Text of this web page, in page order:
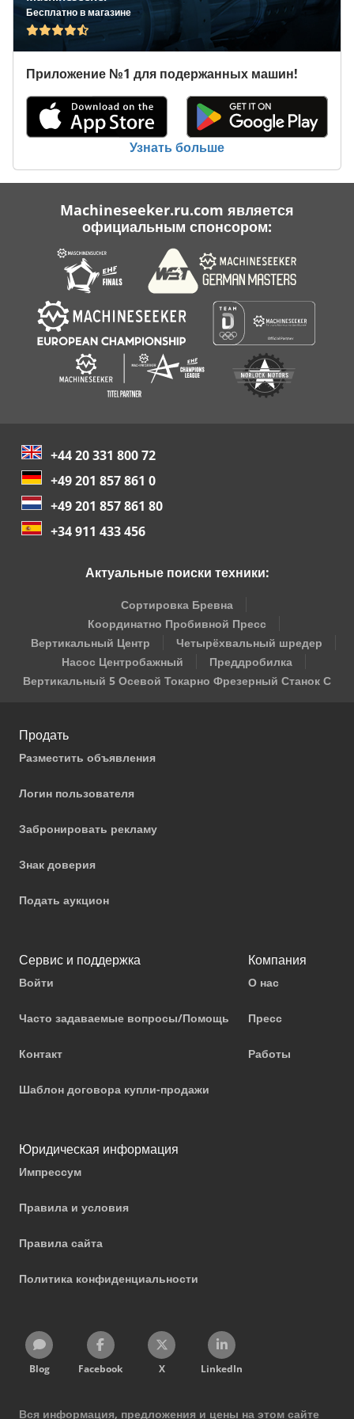
Транспортные Ролики
Транспортные Средства
Транспортные Фоторамки
Тяжелый Груз Конвейер
Бесплатно в магазине
Приложение №1 для подержанных машин!
Узнать больше
Machineseeker.ru.com является
официальным спонсором:
+44 20 331 800 72
+49 201 857 861 0
+49 201 857 861 80
+34 911 433 456
Актуальные поиски техники:
Сортировка Бревна
Координатно Пробивной Пресс
Вертикальный Центр
Четырёхвальный шредер
Насос Центробажный
Преддробилка
Вертикальный 5 Осевой Токарно Фрезерный Станок С
Продать
Разместить объявления
Логин пользователя
Забронировать рекламу
Знак доверия
Подать аукцион
Сервис и поддержка
Войти
Часто задаваемые вопросы/Помощь
Контакт
Шаблон договора купли-продажи
Компания
О нас
Пресс
Работы
Юридическая информация
Импрессум
Правила и условия
Правила сайта
Политика конфиденциальности
Blog Facebook X LinkedIn
Вся информация, предложения и цены на этом сайте